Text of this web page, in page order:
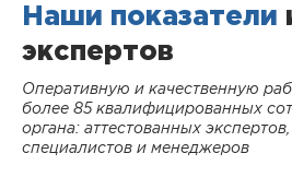
Наши показатели
экспертов
Оперативную и качественную
более 85 квалифицированных
органа: аттестованных
специалистов и менеджеров